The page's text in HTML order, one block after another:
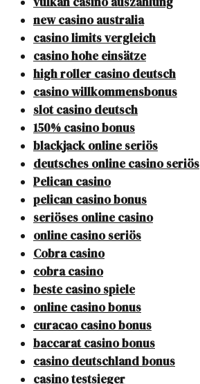
new casino australia
casino limits vergleich
casino hohe einsätze
high roller casino deutsch
casino willkommensbonus
slot casino deutsch
150% casino bonus
blackjack online seriös
deutsches online casino seriös
Pelican casino
pelican casino bonus
seriöses online casino
online casino seriös
Cobra casino
cobra casino
beste casino spiele
online casino bonus
curacao casino bonus
baccarat casino bonus
casino deutschland bonus
casino testsieger